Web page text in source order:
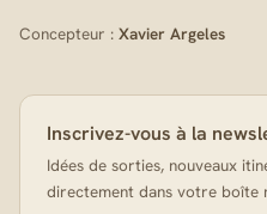
Concepteur : Xavier Argeles
Inscrivez-vous à la
Idées de sorties, nouveaux
directement dans votre boîte